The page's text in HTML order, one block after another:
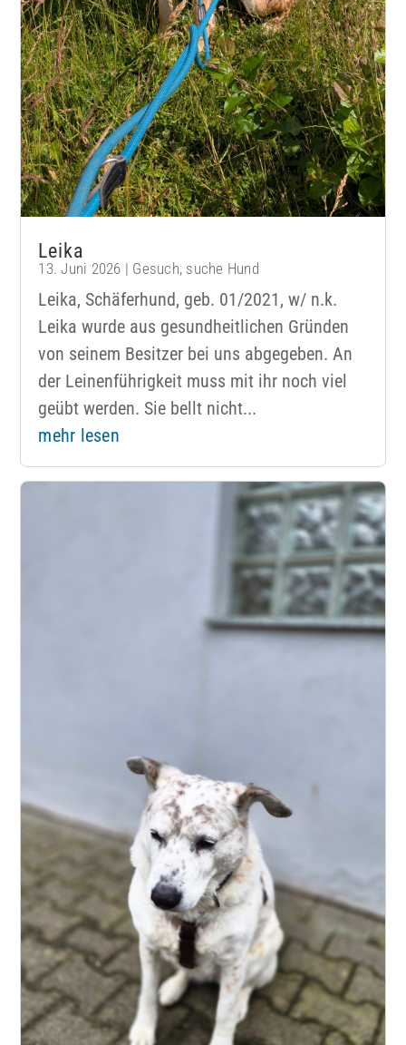
Leika
13. Juni 2026 | Gesuch, suche Hund
Leika, Schäferhund, geb. 01/2021, w/ n.k.
Leika wurde aus gesundheitlichen Gründen
von seinem Besitzer bei uns abgegeben. An
der Leinenführigkeit muss mit ihr noch viel
geübt werden. Sie bellt nicht...
mehr lesen